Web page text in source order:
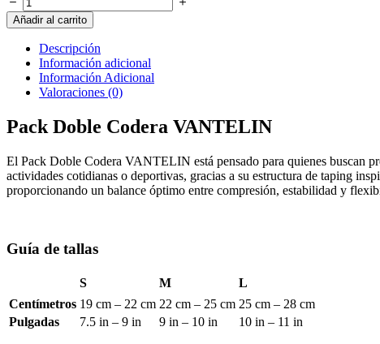
Doble
Codera
VANTELIN
cantidad
Añadir al carrito
Descripción
Información adicional
Información Adicional
Valoraciones (0)
Pack Doble Codera VANTELIN
El Pack Doble Codera VANTELIN está pensado para quienes buscan
actividades cotidianas o deportivas, gracias a su estructura de taping
proporcionando un balance óptimo entre compresión, estabilidad y
Guía de tallas
S M
L
Centímetros 19 cm – 22 cm 22 cm – 25 cm 25 cm – 28 cm
Pulgadas
7.5 in – 9 in 9 in – 10 in 10 in – 11 in